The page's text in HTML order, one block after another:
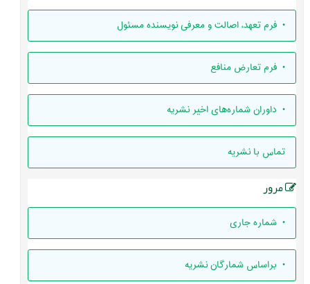
• فرم تعهد، اصالت و معرفی نویسنده مسئول
• فرم تعارض منافع
• داوران شماره‌های اخیر نشریه
تماس با نشریه
مرور
• شماره جاری
• براساس شمارگان نشریه